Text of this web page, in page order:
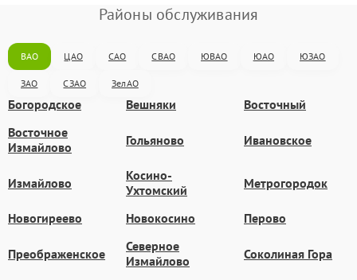
Районы обслуживания
ВАО ЦАО САО СВАО ЮВАО ЮАО ЮЗАО
ЗАО СЗАО ЗелАО
Богородское Вешняки
Восточный
Восточное
Измайлово
Гольяново Ивановское
Измайлово
Косино-
Ухтомский
Метрогородок
Новогиреево Новокосино Перово
Преображенское
Северное
Измайлово
Соколиная Гора